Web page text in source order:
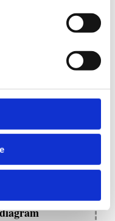
fanen ‘SmartArt-
thumbnails af
farverne: